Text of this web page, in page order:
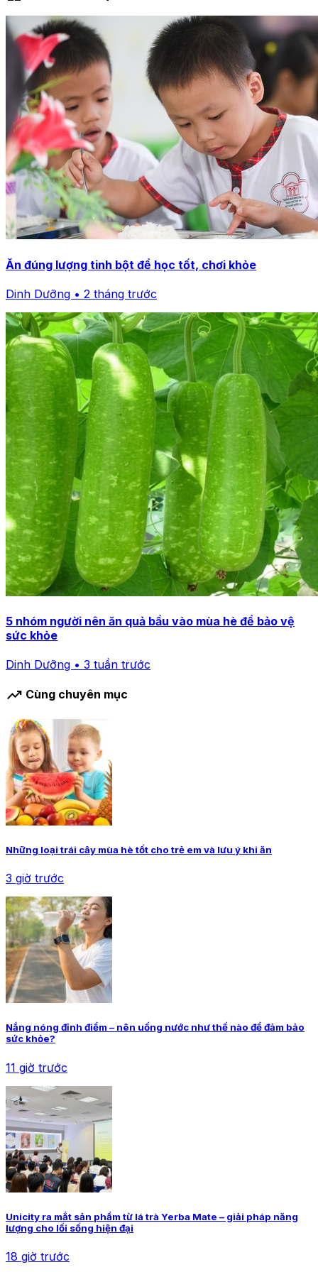
Ăn đúng lượng tinh bột để học tốt, chơi khỏe
Dinh Dưỡng • 2 tháng trước
5 nhóm người nên ăn quả bầu vào mùa hè để bảo vệ
sức khỏe
Dinh Dưỡng • 3 tuần trước
trending_up Cùng chuyên mục
Những loại trái cây mùa hè tốt cho trẻ em và lưu ý khi ăn
3 giờ trước
Nắng nóng đỉnh điểm – nên uống nước như thế nào để đảm bảo
sức khỏe?
11 giờ trước
Unicity ra mắt sản phẩm từ lá trà Yerba Mate – giải pháp năng
lượng cho lối sống hiện đại
18 giờ trước